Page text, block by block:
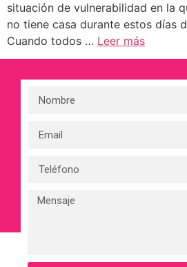
situación de vulnerabilidad en la
no tiene casa durante estos días
Cuando todos … Leer más